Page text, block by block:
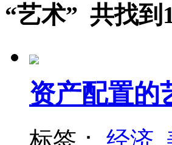
“艺术” 共找到
资产配置的